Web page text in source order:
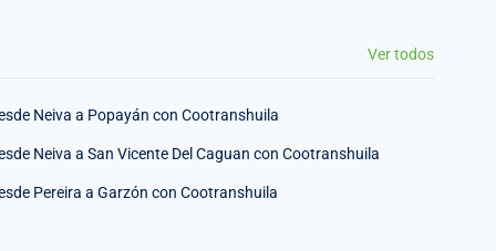
Ver todos
Neiva a Popayán con Cootranshuila
Neiva a San Vicente Del Caguan con Cootranshuila
Pereira a Garzón con Cootranshuila